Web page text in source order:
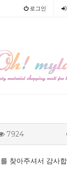
로그인
7924
찾아주셔서 감사